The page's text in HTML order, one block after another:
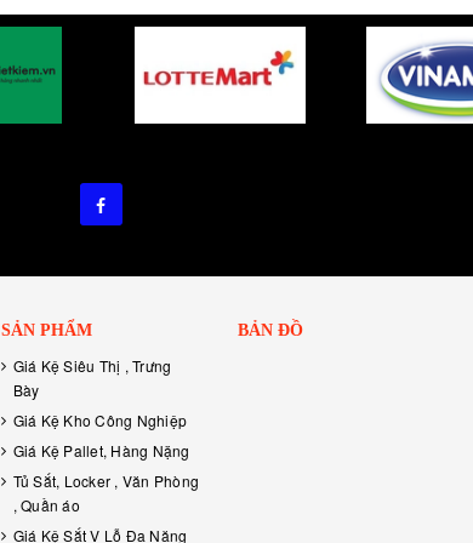
SẢN PHẨM
Giá Kệ Siêu Thị , Trưng
Bày
Giá Kệ Kho Công Nghiệp
Giá Kệ Pallet, Hàng Nặng
Tủ Sắt, Locker , Văn Phòng
, Quần áo
Giá Kệ Sắt V Lỗ Đa Năng
BẢN ĐỒ